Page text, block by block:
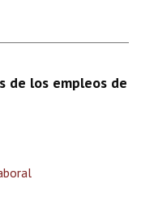
de los empleos de